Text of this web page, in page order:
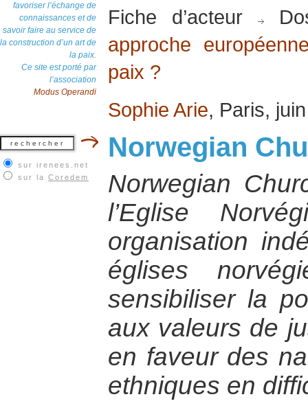
favoriser l’échange de
connaissances et de
savoir faire au service de
la construction d’un art de
la paix.
Ce site est porté par
l’association
Modus Operandi
sur irenees.net
sur la Coredem
Fiche d’acteur
approche
paix ?
Sophie Arie, Paris,
Norwegian
Norwegian
l’Eglise
organisation
églises
sensibiliser la
aux valeurs de
en faveur des
ethniques en